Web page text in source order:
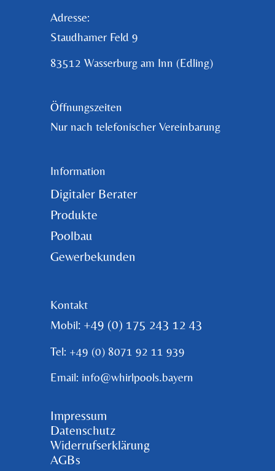
Adresse:
Staudhamer Feld 9
83512 Wasserburg am Inn (Edling)
Öffnungszeiten
Nur nach telefonischer Vereinbarung
Information
Digitaler Berater
Produkte
Poolbau
Gewerbekunden
Kontakt
Mobil: +49 (0) 175 243 12 43
Tel: +49 (0) 8071 92 11 939
Email: info@whirlpools.bayern
Impressum
Datenschutz
Widerrufserklärung
AGBs